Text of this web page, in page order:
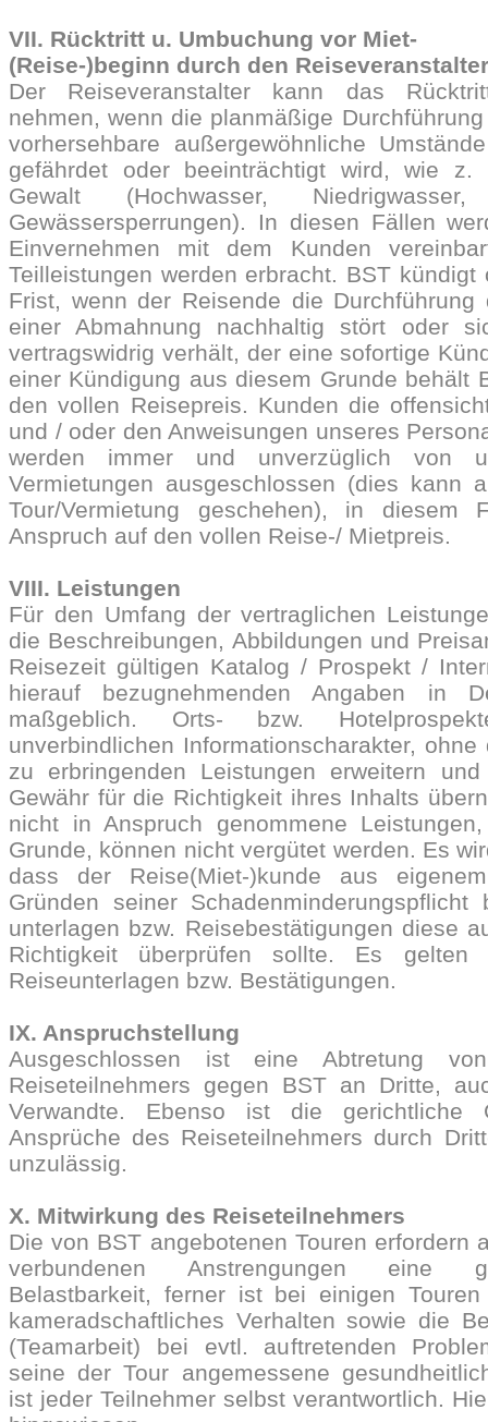
VII. Rücktritt u. Umbuchung vor Miet-
(Reise-)beginn durch den Reiseveranstalter
Der Reiseveranstalter kann das
nehmen, wenn die planmäßige
vorhersehbare außergewöhnliche
gefährdet oder beeinträchtigt wird, wie
Gewalt (Hochwasser,
Gewässersperrungen). In diesen Fällen
Einvernehmen mit dem Kunden
Teilleistungen werden erbracht. BST kündigt
Frist, wenn der Reisende die Durchführung
einer Abmahnung nachhaltig stört oder
vertragswidrig verhält, der eine sofortige
einer Kündigung aus diesem Grunde behält
den vollen Reisepreis. Kunden die
und / oder den Anweisungen unseres
werden immer und unverzüglich von
Vermietungen ausgeschlossen (dies kann
Tour/Vermietung geschehen), in diesem
Anspruch auf den vollen Reise-/ Mietpreis.
VIII. Leistungen
Für den Umfang der vertraglichen
die Beschreibungen, Abbildungen und
Reisezeit gültigen Katalog / Prospekt /
hierauf bezugnehmenden Angaben in
maßgeblich. Orts- bzw.
unverbindlichen Informationscharakter,
zu erbringenden Leistungen erweitern
Gewähr für die Richtigkeit ihres Inhalts
nicht in Anspruch genommene
Grunde, können nicht vergütet werden. Es
dass der Reise(Miet-)kunde aus
Gründen seiner
unterlagen bzw. Reisebestätigungen diese
Richtigkeit überprüfen sollte. Es
Reiseunterlagen bzw. Bestätigungen.
IX. Anspruchstellung
Ausgeschlossen ist eine Abtretung
Reiseteilnehmers gegen BST an Dritte,
Verwandte. Ebenso ist die gerichtliche
Ansprüche des Reiseteilnehmers durch
unzulässig.
X. Mitwirkung des Reiseteilnehmers
Die von BST angebotenen Touren erfordern
verbundenen Anstrengungen eine
Belastbarkeit, ferner ist bei einigen
kameradschaftliches Verhalten sowie die
(Teamarbeit) bei evtl. auftretenden
seine der Tour angemessene
ist jeder Teilnehmer selbst verantwortlich.